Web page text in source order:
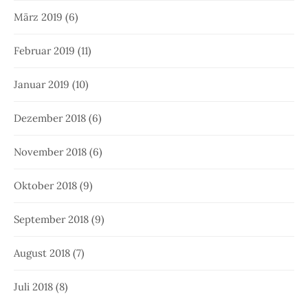
März 2019 (6)
Februar 2019 (11)
Januar 2019 (10)
Dezember 2018 (6)
November 2018 (6)
Oktober 2018 (9)
September 2018 (9)
August 2018 (7)
Juli 2018 (8)